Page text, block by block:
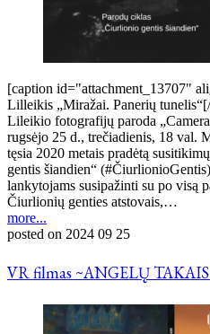
[caption id="attachment_13707"
Lilleikis „Miražai. Panerių
Lileikio fotografijų paroda
rugsėjo 25 d., trečiadienis, 18
tęsia 2020 metais pradėtą
gentis šiandien“
lankytojams susipažinti su po visą
Čiurlionių genties atstovais,…
more...
posted on 2024 09 25
VR filmas ~ANGELŲ